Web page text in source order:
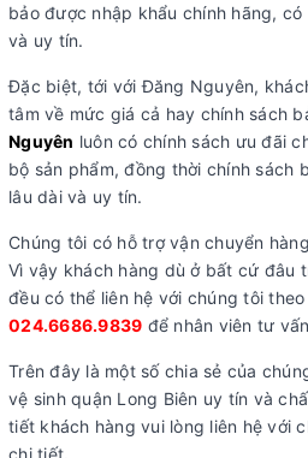
bảo được nhập khẩu chính hãng,
và uy tín.
Đặc biệt, tới với Đăng Nguyên,
tâm về mức giá cả hay chính sách
Nguyên luôn có chính sách ưu đãi
bộ sản phẩm, đồng thời chính sách
lâu dài và uy tín.
Chúng tôi có hỗ trợ vận chuyển
Vì vậy khách hàng dù ở bất cứ đâu
đều có thể liên hệ với chúng tôi theo
024.6686.9839 để nhân viên tư
Trên đây là một số chia sẻ của
vệ sinh quận Long Biên uy tín và
tiết khách hàng vui lòng liên hệ với
chi tiết.